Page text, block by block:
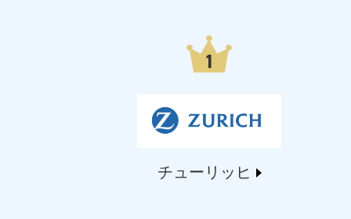
三井住友海上あいおい生命保険株式会社（
メットライフ生命株式会社(https://
メディケア生命保険株式会社（https://
■少額短期保険
株式会社アシロ少額短期保険 (https://
SBIリスタ少額短期保険会社 (https://
チューリッヒ